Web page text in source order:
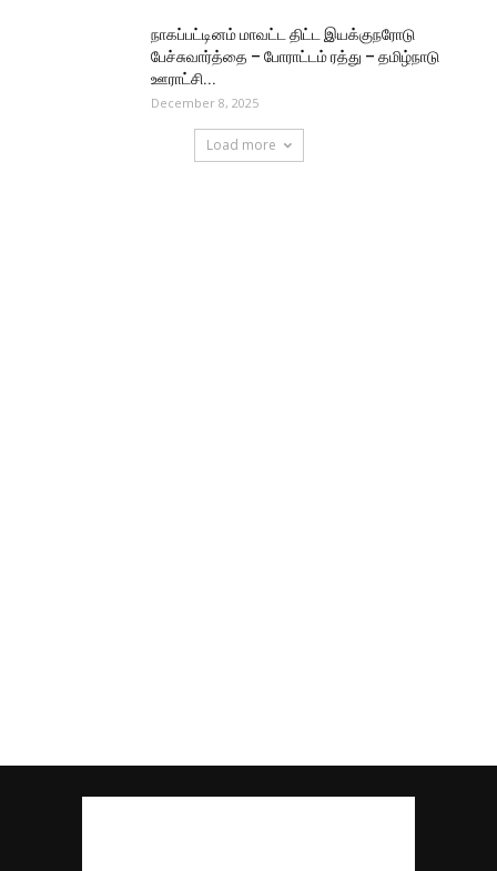
நாகப்பட்டினம் மாவட்ட திட்ட இயக்குநரோடு
பேச்சுவார்த்தை – போராட்டம் ரத்து – தமிழ்நாடு
ஊராட்சி...
December 8, 2025
Load more